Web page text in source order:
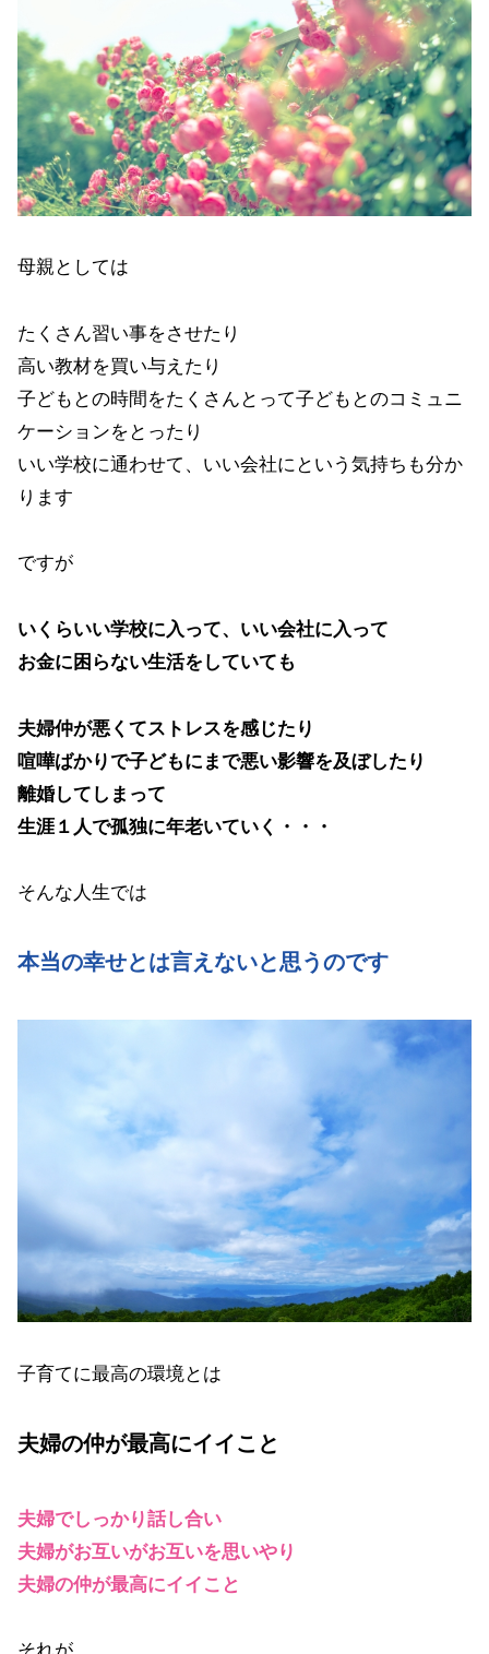
母親としては
たくさん習い事をさせたり
高い教材を買い与えたり
子どもとの時間をたくさんとって子どもとのコミュニ
ケーションをとったり
いい学校に通わせて、いい会社にという気持ちも分か
ります
ですが
いくらいい学校に入って、いい会社に入って
お金に困らない生活をしていても
夫婦仲が悪くてストレスを感じたり
喧嘩ばかりで子どもにまで悪い影響を及ぼしたり
離婚してしまって
生涯１人で孤独に年老いていく・・・
そんな人生では
本当の幸せとは言えないと思うのです
子育てに最高の環境とは
夫婦の仲が最高にイイこと
夫婦でしっかり話し合い
夫婦がお互いがお互いを思いやり
夫婦の仲が最高にイイこと
それが